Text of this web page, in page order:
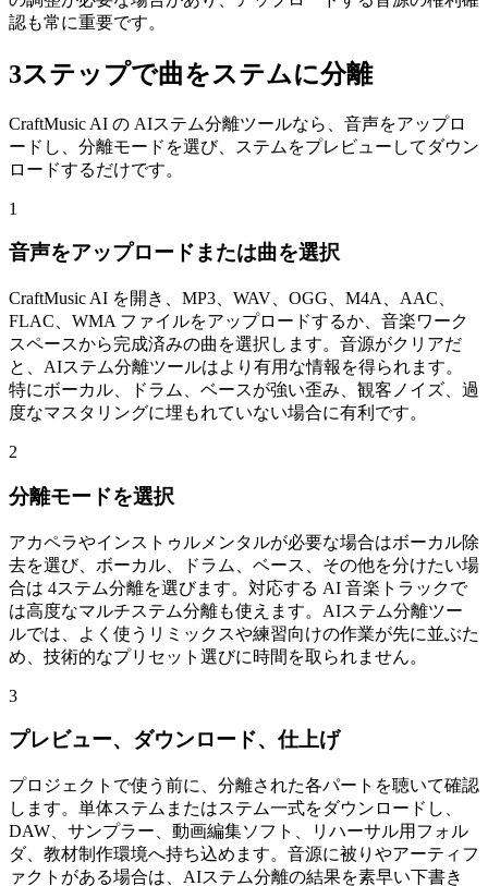
認も常に重要です。
3ステップで曲をステムに分離
CraftMusic AI の AIステム分離ツールなら、音声をアップロ
ードし、分離モードを選び、ステムをプレビューしてダウン
ロードするだけです。
1
音声をアップロードまたは曲を選択
CraftMusic AI を開き、MP3、WAV、OGG、M4A、AAC、
FLAC、WMA ファイルをアップロードするか、音楽ワーク
スペースから完成済みの曲を選択します。音源がクリアだ
と、AIステム分離ツールはより有用な情報を得られます。
特にボーカル、ドラム、ベースが強い歪み、観客ノイズ、過
度なマスタリングに埋もれていない場合に有利です。
2
分離モードを選択
アカペラやインストゥルメンタルが必要な場合はボーカル除
去を選び、ボーカル、ドラム、ベース、その他を分けたい場
合は 4ステム分離を選びます。対応する AI 音楽トラックで
は高度なマルチステム分離も使えます。AIステム分離ツー
ルでは、よく使うリミックスや練習向けの作業が先に並ぶた
め、技術的なプリセット選びに時間を取られません。
3
プレビュー、ダウンロード、仕上げ
プロジェクトで使う前に、分離された各パートを聴いて確認
します。単体ステムまたはステム一式をダウンロードし、
DAW、サンプラー、動画編集ソフト、リハーサル用フォル
ダ、教材制作環境へ持ち込めます。音源に被りやアーティフ
ァクトがある場合は、AIステム分離の結果を素早い下書き